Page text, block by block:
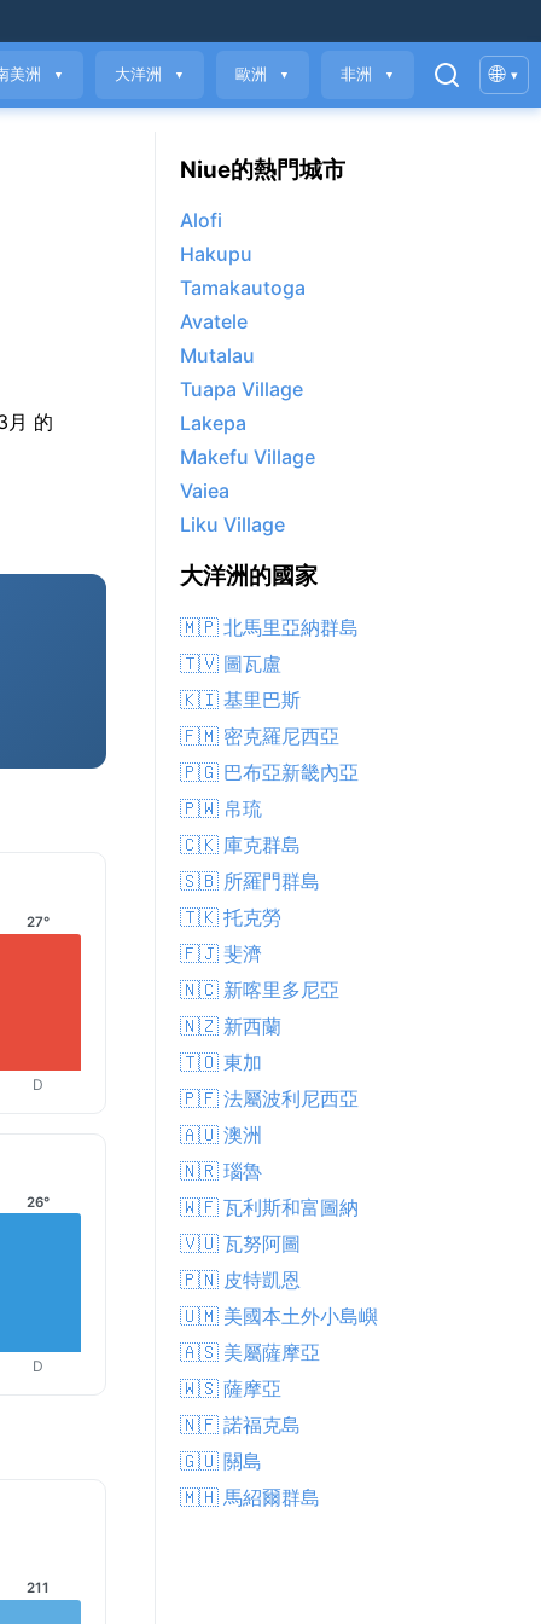
美洲 ▼ 大洋洲 ▼ 歐洲 ▼ 非洲 ▼ 🌐 ▾
月 的
27°
D
26°
D
211
Niue的熱門城市
Alofi
Hakupu
Tamakautoga
Avatele
Mutalau
Tuapa Village
Lakepa
Makefu Village
Vaiea
Liku Village
大洋洲的國家
🇲🇵 北馬里亞納群島
🇹🇻 圖瓦盧
🇰🇮 基里巴斯
🇫🇲 密克羅尼西亞
🇵🇬 巴布亞新畿內亞
🇵🇼 帛琉
🇨🇰 庫克群島
🇸🇧 所羅門群島
🇹🇰 托克勞
🇫🇯 斐濟
🇳🇨 新喀里多尼亞
🇳🇿 新西蘭
🇹🇴 東加
🇵🇫 法屬波利尼西亞
🇦🇺 澳洲
🇳🇷 瑙魯
🇼🇫 瓦利斯和富圖納
🇻🇺 瓦努阿圖
🇵🇳 皮特凱恩
🇺🇲 美國本土外小島嶼
🇦🇸 美屬薩摩亞
🇼🇸 薩摩亞
🇳🇫 諾福克島
🇬🇺 關島
🇲🇭 馬紹爾群島